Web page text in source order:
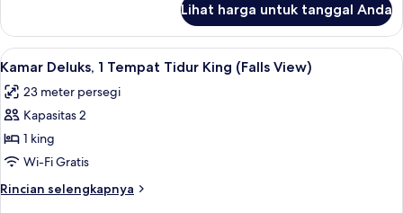
Kamar,
Tempat
Double
Lihat harga untuk tanggal Anda
Lihat
semua
foto
untuk
Kamar
Deluks,
1
Tempat
Brankas, ruang kerja ramah laptop,
4
Kamar Deluks, 1 Tempat Tidur King (Falls View)
23 meter persegi
Kapasitas 2
1 king
Wi-Fi Gratis
Rincian selengkapnya
Rincian